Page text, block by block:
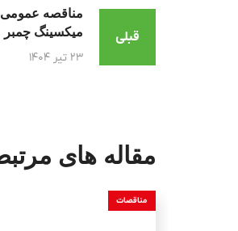
قبلی
مناقصه عمومی
میکسینگ چمبر
۲۳ تیر ۱۴۰۴
مقاله های
مناقصات